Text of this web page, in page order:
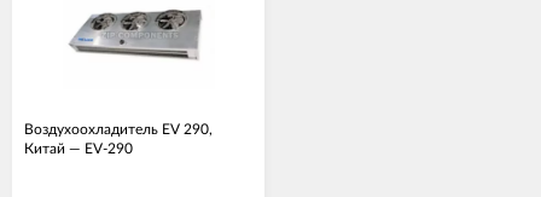
Воздухоохладитель EV 290,
Китай — EV-290